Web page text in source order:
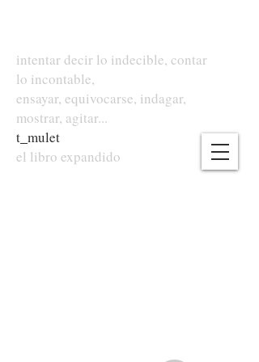
intentar decir lo indecible, contar
lo incontable,
ensayar, equivocarse, indagar,
mostrar, agitar...
t mulet
el libro expandido